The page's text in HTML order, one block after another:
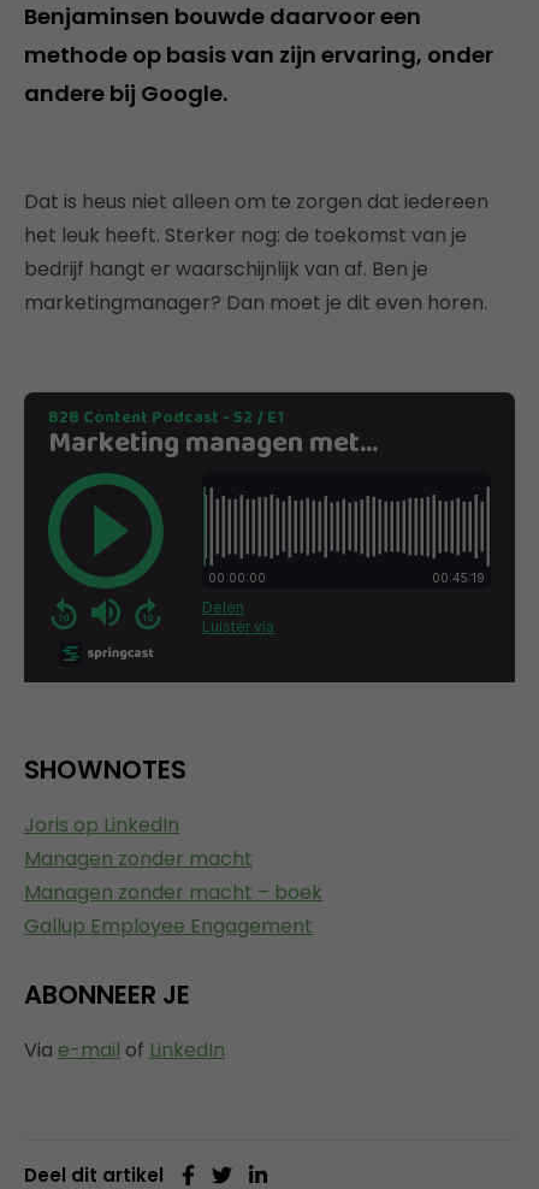
Benjaminsen bouwde daarvoor een
methode op basis van zijn ervaring, onder
andere bij Google.
Dat is heus niet alleen om te zorgen dat iedereen
het leuk heeft. Sterker nog: de toekomst van je
bedrijf hangt er waarschijnlijk van af. Ben je
marketingmanager? Dan moet je dit even horen.
SHOWNOTES
Joris op LinkedIn
Managen zonder macht
Managen zonder macht – boek
Gallup Employee Engagement
ABONNEER JE
Via e-mail of LinkedIn
Deel dit artikel